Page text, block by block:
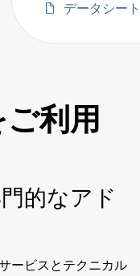
Singleデータシート
利用
的なアド
ービスとテクニカル